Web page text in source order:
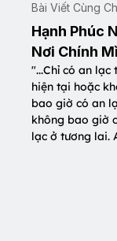
Bài Viết Cùng
Hạnh Phúc
Nơi Chính
"...Chỉ có an lạc
hiện tại hoặc
bao giờ có an
không bao giờ
lạc ở tương lai.